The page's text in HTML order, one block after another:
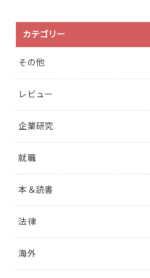
カテゴリー
その他
レビュー
企業研究
就職
本＆読書
法律
海外